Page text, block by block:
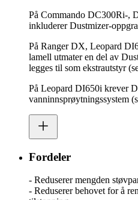
På Commando DC300Ri-,
inkluderer Dustmizer-
På Ranger DX, Leopard
lamell utmater en del av
legges til som ekstrautstyr
På Leopard DI650i krever
vanninnsprøytningssystem
Fordeler
- Reduserer mengden
- Reduserer behovet for å